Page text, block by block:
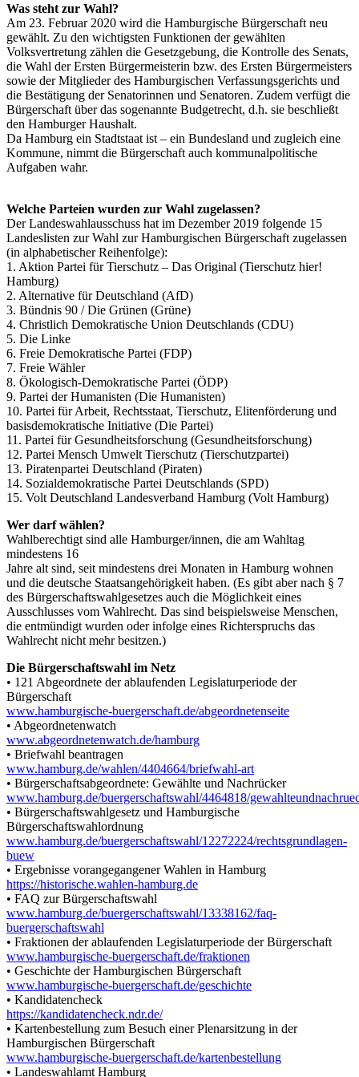
Was steht zur Wahl?
Am 23. Februar 2020 wird die Hamburgische Bürgerschaft neu
gewählt. Zu den wichtigsten Funktionen der gewählten
Volksvertretung zählen die Gesetzgebung, die Kontrolle des Senats,
die Wahl der Ersten Bürgermeisterin bzw. des Ersten Bürgermeisters
sowie der Mitglieder des Hamburgischen Verfassungsgerichts und
die Bestätigung der Senatorinnen und Senatoren. Zudem verfügt die
Bürgerschaft über das sogenannte Budgetrecht, d.h. sie beschließt
den Hamburger Haushalt.
Da Hamburg ein Stadtstaat ist – ein Bundesland und zugleich eine
Kommune, nimmt die Bürgerschaft auch kommunalpolitische
Aufgaben wahr.
Welche Parteien wurden zur Wahl zugelassen?
Der Landeswahlausschuss hat im Dezember 2019 folgende 15
Landeslisten zur Wahl zur Hamburgischen Bürgerschaft zugelassen
(in alphabetischer Reihenfolge):
1. Aktion Partei für Tierschutz – Das Original (Tierschutz hier!
Hamburg)
2. Alternative für Deutschland (AfD)
3. Bündnis 90 / Die Grünen (Grüne)
4. Christlich Demokratische Union Deutschlands (CDU)
5. Die Linke
6. Freie Demokratische Partei (FDP)
7. Freie Wähler
8. Ökologisch-Demokratische Partei (ÖDP)
9. Partei der Humanisten (Die Humanisten)
10. Partei für Arbeit, Rechtsstaat, Tierschutz, Elitenförderung und
basisdemokratische Initiative (Die Partei)
11. Partei für Gesundheitsforschung (Gesundheitsforschung)
12. Partei Mensch Umwelt Tierschutz (Tierschutzpartei)
13. Piratenpartei Deutschland (Piraten)
14. Sozialdemokratische Partei Deutschlands (SPD)
15. Volt Deutschland Landesverband Hamburg (Volt Hamburg)
Wer darf wählen?
Wahlberechtigt sind alle Hamburger/innen, die am Wahltag
mindestens 16
Jahre alt sind, seit mindestens drei Monaten in Hamburg wohnen
und die deutsche Staatsangehörigkeit haben. (Es gibt aber nach § 7
des Bürgerschaftswahlgesetzes auch die Möglichkeit eines
Ausschlusses vom Wahlrecht. Das sind beispielsweise Menschen,
die entmündigt wurden oder infolge eines Richterspruchs das
Wahlrecht nicht mehr besitzen.)
Die Bürgerschaftswahl im Netz
• 121 Abgeordnete der ablaufenden Legislaturperiode der
Bürgerschaft
www.hamburgische-buergerschaft.de/abgeordnetenseite
• Abgeordnetenwatch
www.abgeordnetenwatch.de/hamburg
• Briefwahl beantragen
www.hamburg.de/wahlen/4404664/briefwahl-art
• Bürgerschaftsabgeordnete: Gewählte und Nachrücker
www.hamburg.de/buergerschaftswahl/4464818/
• Bürgerschaftswahlgesetz und Hamburgische
Bürgerschaftswahlordnung
www.hamburg.de/buergerschaftswahl/12272224/rechtsgrundlagen-
buew
• Ergebnisse vorangegangener Wahlen in Hamburg
https://historische.wahlen-hamburg.de
• FAQ zur Bürgerschaftswahl
www.hamburg.de/buergerschaftswahl/13338162/faq-
buergerschaftswahl
• Fraktionen der ablaufenden Legislaturperiode der Bürgerschaft
www.hamburgische-buergerschaft.de/fraktionen
• Geschichte der Hamburgischen Bürgerschaft
www.hamburgische-buergerschaft.de/geschichte
• Kandidatencheck
https://kandidatencheck.ndr.de/
• Kartenbestellung zum Besuch einer Plenarsitzung in der
Hamburgischen Bürgerschaft
www.hamburgische-buergerschaft.de/kartenbestellung
• Landeswahlamt Hamburg